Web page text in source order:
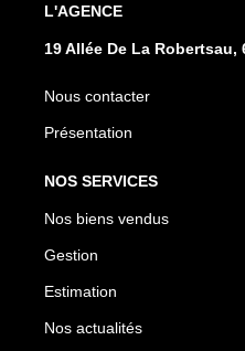
L'AGENCE
19 Allée De La Robertsau,
Nous contacter
Présentation
NOS SERVICES
Nos biens vendus
Gestion
Estimation
Nos actualités